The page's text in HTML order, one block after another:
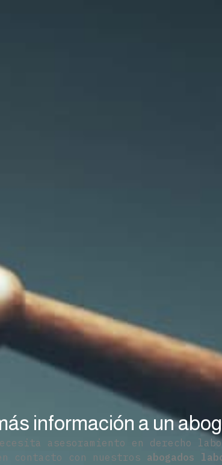
información a un
asesoramiento en derecho
contacto con nuestros abogados